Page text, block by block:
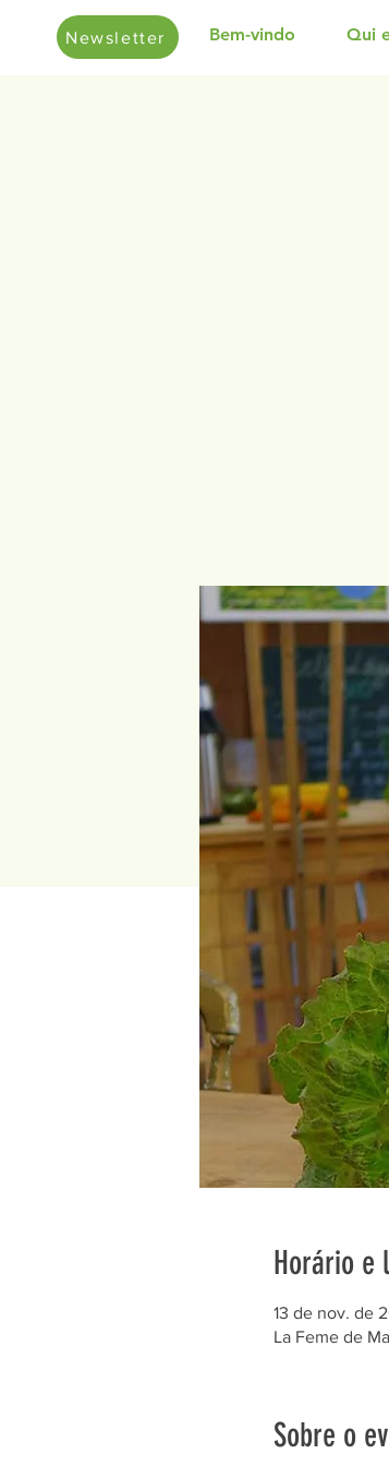
Newsletter Bem-vindo Qui
Horário e
13 de nov. de
La Feme de
Sobre o